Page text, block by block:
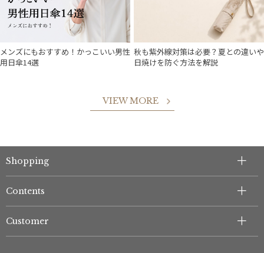
メンズにもおすすめ！かっこいい男性
用日傘14選
秋も紫外線対策は必要？夏との違いや
日焼けを防ぐ方法を解説
VIEW MORE
Shopping
Contents
Customer